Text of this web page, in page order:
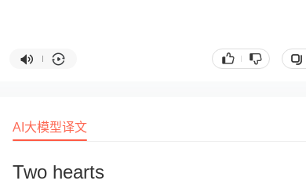
AI大模型译文
Two hearts